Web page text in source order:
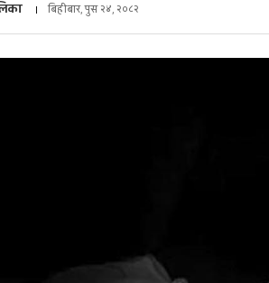
बिहीबार, पुस २४, २०८२